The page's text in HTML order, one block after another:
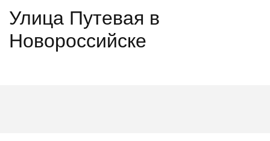
Улица Путевая в
Новороссийске